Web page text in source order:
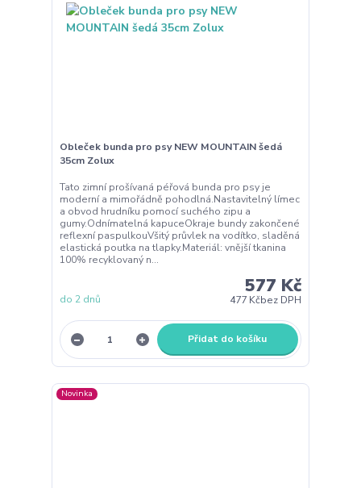
Obleček bunda pro psy NEW MOUNTAIN šedá
35cm Zolux
Tato zimní prošívaná péřová bunda pro psy je
moderní a mimořádně pohodlná.Nastavitelný límec
a obvod hrudníku pomocí suchého zipu a
gumy.Odnímatelná kapuceOkraje bundy zakončené
reflexní paspulkouVšitý průvlek na vodítko, sladěná
elastická poutka na tlapky.Materiál: vnější tkanina
100% recyklovaný n...
577 Kč
477 Kčbez DPH
do 2 dnů
Přidat do košíku
Novinka